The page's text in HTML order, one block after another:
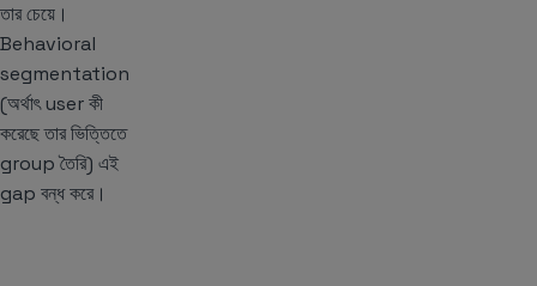
তার চেয়ে।
Behavioral
segmentation
(অর্থাৎ user কী
করেছে তার ভিত্তিতে
group তৈরি) এই
gap বন্ধ করে।